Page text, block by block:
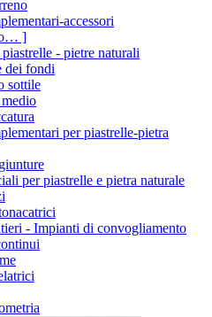
accessori
]
- pietre naturali
dei fondi
sottile
per piastrelle-pietra
per piastrelle e pietra naturale
- Impianti di convogliamento